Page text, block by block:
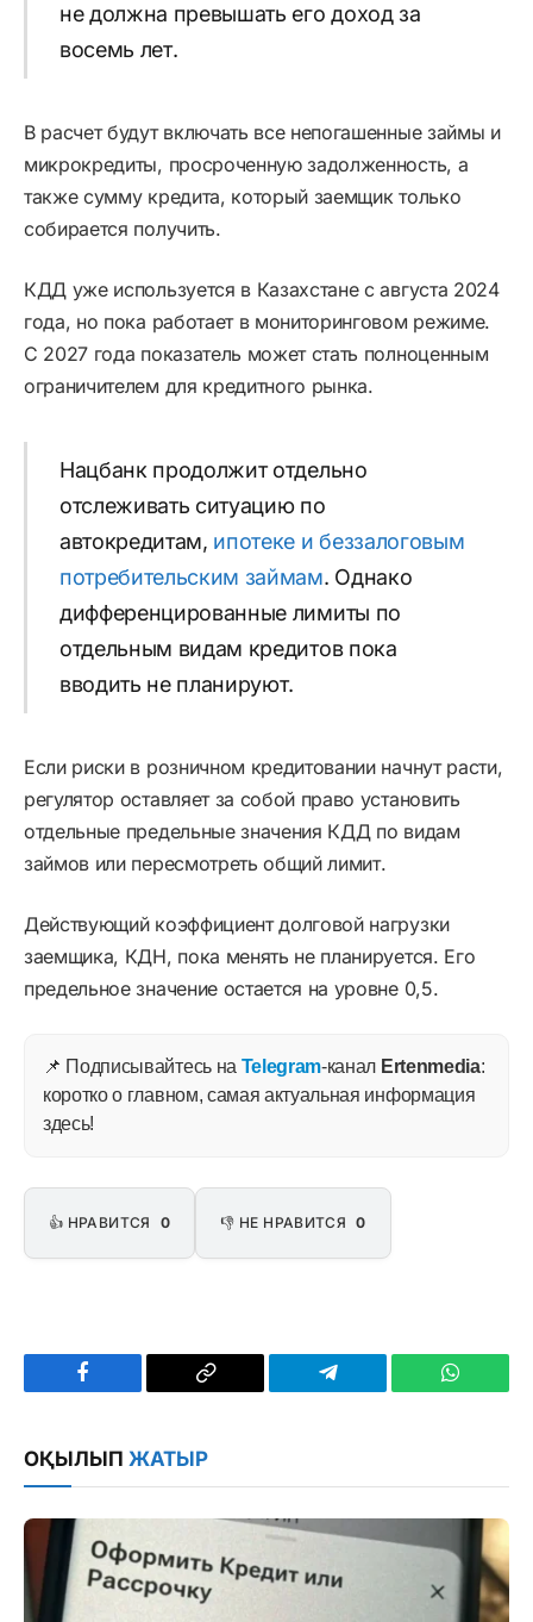
не должна превышать его доход за
восемь лет.
В расчет будут включать все непогашенные займы и
микрокредиты, просроченную задолженность, а
также сумму кредита, который заемщик только
собирается получить.
КДД уже используется в Казахстане с августа 2024
года, но пока работает в мониторинговом режиме.
С 2027 года показатель может стать полноценным
ограничителем для кредитного рынка.
Нацбанк продолжит отдельно
отслеживать ситуацию по
автокредитам, ипотеке и беззалоговым
потребительским займам. Однако
дифференцированные лимиты по
отдельным видам кредитов пока
вводить не планируют.
Если риски в розничном кредитовании начнут расти,
регулятор оставляет за собой право установить
отдельные предельные значения КДД по видам
займов или пересмотреть общий лимит.
Действующий коэффициент долговой нагрузки
заемщика, КДН, пока менять не планируется. Его
предельное значение остается на уровне 0,5.
📌 Подписывайтесь на Telegram-канал Ertenmedia:
коротко о главном, самая актуальная информация
здесь!
👍 НРАВИТСЯ 0 👎 НЕ НРАВИТСЯ 0
Facebook
Copy
Telegram
ОҚЫЛЫП ЖАТЫР